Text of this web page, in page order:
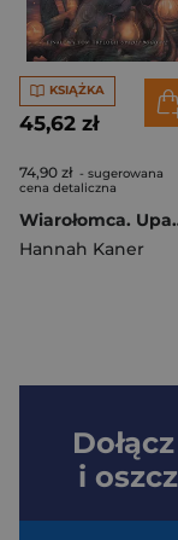
KSIĄŻKA
45,62 zł
74,90 zł - sugerowana
cena detaliczna
Hannah Kaner
i